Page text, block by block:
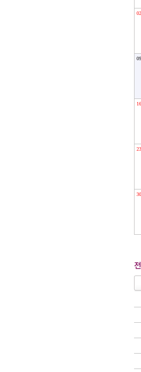
02
09
16
23
30